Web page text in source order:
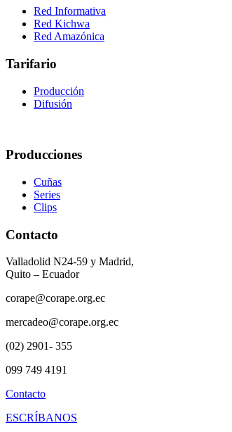
Red Informativa
Red Kichwa
Red Amazónica
Tarifario
Producción
Difusión
Producciones
Cuñas
Series
Clips
Contacto
Valladolid N24-59 y Madrid,
Quito – Ecuador
corape@corape.org.ec
mercadeo@corape.org.ec
(02) 2901- 355
099 749 4191
Contacto
ESCRÍBANOS